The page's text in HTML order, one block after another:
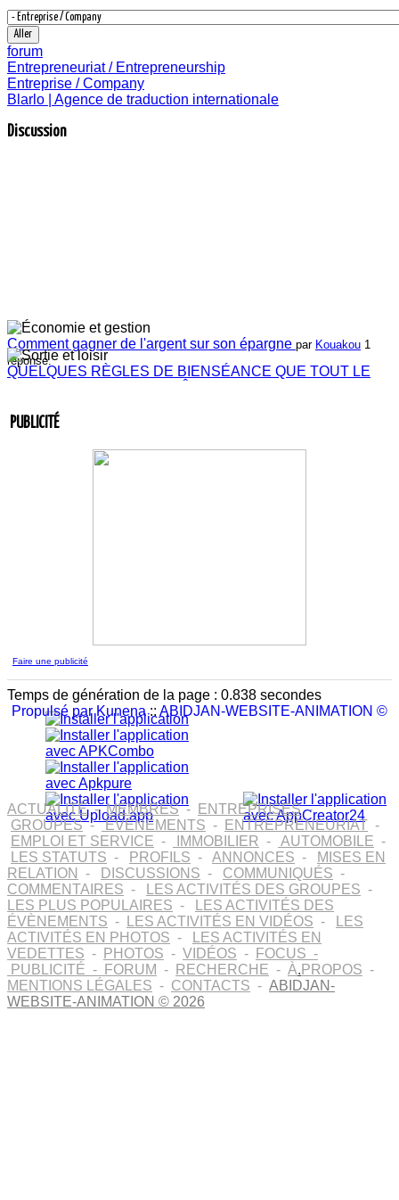
forum
Entrepreneuriat / Entrepreneurship
Entreprise / Company
Blarlo | Agence de traduction internationale
Discussion
Comment gagner de l'argent sur son épargne par Kouakou 1
réponse.
QUELQUES RÈGLES DE BIENSÉANCE QUE TOUT LE
MONDE DEVRAIT CONNAÎTRE ET ADOPTER
Laissez-nous vos commentaires
ANIMATION
Entretien du lien commercial
PUBLICITÉ
Faire une publicité
Temps de génération de la page : 0.838 secondes
Propulsé parKunena:: ABIDJAN-WEBSITE-ANIMATION ©
ACTUALITÉ-MEMBRES- ENTREPRISES-
GROUPES- ÉVÉNEMENTS - ENTREPRENEURIAT -
EMPLOI ET SERVICE - IMMOBILIER - AUTOMOBILE -
LES STATUTS - PROFILS - ANNONCES -
MISES EN
RELATION
- DISCUSSIONS - COMMUNIQUÉS -
COMMENTAIRES - LES ACTIVITÉS DES GROUPES -
LES PLUS POPULAIRES -
LES ACTIVITÉS DES
ÉVÈNEMENTS - LES ACTIVITÉS EN VIDÉOS -
LES
ACTIVITÉS EN PHOTOS -
LES ACTIVITÉS EN
VEDETTES - PHOTOS - VIDÉOS - FOCUS -
PUBLICITÉ - FORUM - RECHERCHE - À. PROPOS -
MENTIONS LÉGALES - CONTACTS - ABIDJAN-
WEBSITE-ANIMATION © 2026